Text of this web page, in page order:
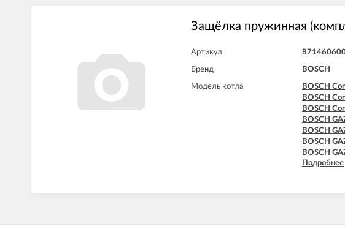
Защёлка пружинная
Артикул
Бренд BOSCH
Модель котла
BOSCH
BOSCH
BOSCH
BOSCH
BOSCH
BOSCH
BOSCH
BOSCH
Подробнее